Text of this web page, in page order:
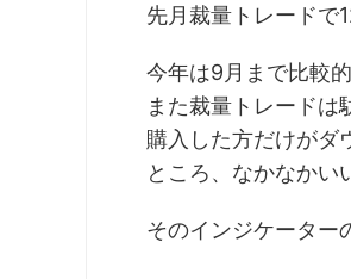
先月裁量トレードで
今年は9月まで比較
また裁量トレードは
購入した方だけがダ
ところ、なかなかい
そのインジケーター